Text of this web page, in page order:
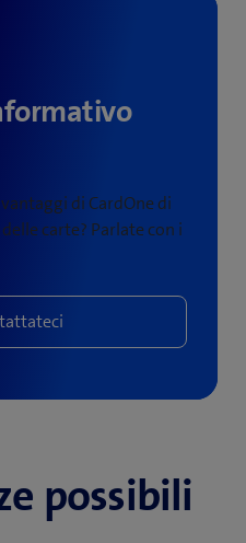
di CardOne di
carte? Parlate con i
possibili